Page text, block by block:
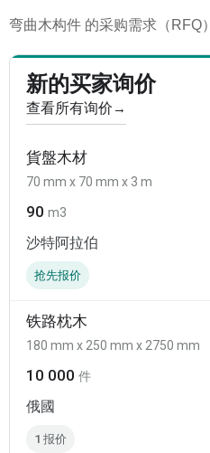
弯曲木构件 的采购需求（RFQ）
新的买家询价
查看所有询价 →
貨盤木材
70 mm x 70 mm x 3 m
90 m3
沙特阿拉伯
抢先报价
铁路枕木
180 mm x 250 mm x 2750 mm
10 000 件
俄國
1 报价